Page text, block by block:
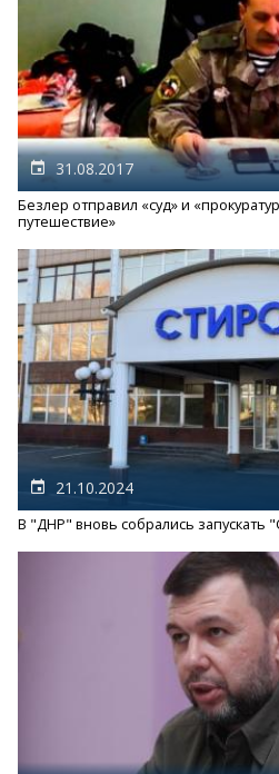
31.08.2017
Безлер отправил «суд» и
путешествие»
21.10.2024
В "ДНР" вновь собрались запускать